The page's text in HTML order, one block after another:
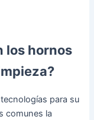
los hornos
para su
comunes la